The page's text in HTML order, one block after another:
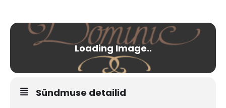
Sündmuse detailid